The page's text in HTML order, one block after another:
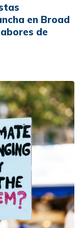
en Broad
de